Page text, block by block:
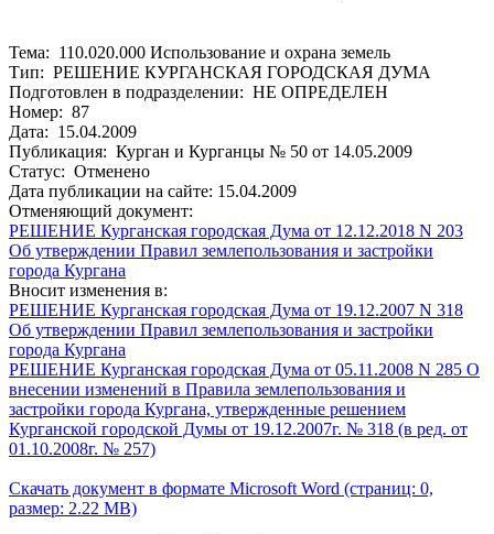
Тема: 110.020.000 Использование и охрана земель
Тип: РЕШЕНИЕ КУРГАНСКАЯ ГОРОДСКАЯ ДУМА
Подготовлен в подразделении: НЕ ОПРЕДЕЛЕН
Номер: 87
Дата: 15.04.2009
Публикация: Курган и Курганцы № 50 от 14.05.2009
Статус: Отменено
Дата публикации на сайте: 15.04.2009
Отменяющий документ:
РЕШЕНИЕ Курганская городская Дума от 12.12.2018 N 203
Об утверждении Правил землепользования и застройки
города Кургана
Вносит изменения в:
РЕШЕНИЕ Курганская городская Дума от 19.12.2007 N 318
Об утверждении Правил землепользования и застройки
города Кургана
РЕШЕНИЕ Курганская городская Дума от 05.11.2008 N 285 О
внесении изменений в Правила землепользования и
застройки города Кургана, утвержденные решением
Курганской городской Думы от 19.12.2007г. № 318 (в ред. от
01.10.2008г. № 257)
Скачать документ в формате Microsoft Word (страниц: 0,
размер: 2.22 MB)